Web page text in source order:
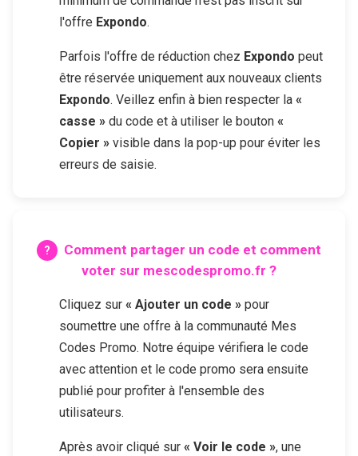
l'offre Expondo.
Parfois l'offre de réduction chez Expondo peut
être réservée uniquement aux nouveaux clients
Expondo. Veillez enfin à bien respecter la «
casse » du code et à utiliser le bouton «
Copier » visible dans la pop-up pour éviter les
erreurs de saisie.
Comment partager un code et comment
voter sur mescodespromo.fr ?
Cliquez sur « Ajouter un code » pour
soumettre une offre à la communauté Mes
Codes Promo. Notre équipe vérifiera le code
avec attention et le code promo sera ensuite
publié pour profiter à l'ensemble des
utilisateurs.
Après avoir cliqué sur « Voir le code », une